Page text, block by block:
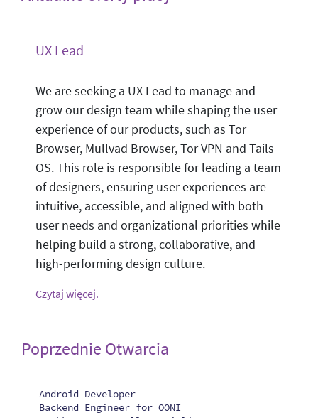
UX Lead
We are seeking a UX Lead to manage and
grow our design team while shaping the user
experience of our products, such as Tor
Browser, Mullvad Browser, Tor VPN and Tails
OS. This role is responsible for leading a team
of designers, ensuring user experiences are
intuitive, accessible, and aligned with both
user needs and organizational priorities while
helping build a strong, collaborative, and
high-performing design culture.
Czytaj więcej.
Poprzednie Otwarcia
Android Developer
Backend Engineer for OONI